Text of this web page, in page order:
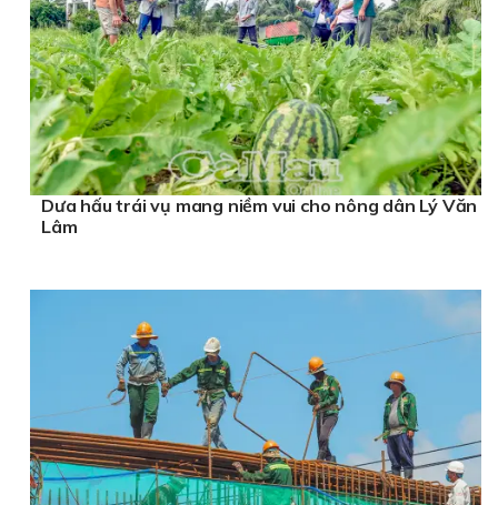
Dưa hấu trái vụ mang niềm vui cho nông dân Lý Văn
Lâm